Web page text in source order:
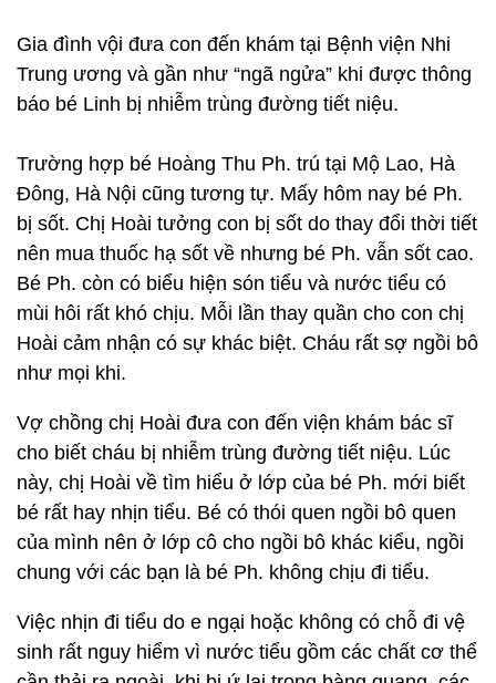
Gia đình vội đưa con đến khám tại Bệnh viện Nhi
Trung ương và gần như “ngã ngửa” khi được thông
báo bé Linh bị nhiễm trùng đường tiết niệu.
Trường hợp bé Hoàng Thu Ph. trú tại Mộ Lao, Hà
Đông, Hà Nội cũng tương tự. Mấy hôm nay bé Ph.
bị sốt. Chị Hoài tưởng con bị sốt do thay đổi thời tiết
nên mua thuốc hạ sốt về nhưng bé Ph. vẫn sốt cao.
Bé Ph. còn có biểu hiện són tiểu và nước tiểu có
mùi hôi rất khó chịu. Mỗi lần thay quần cho con chị
Hoài cảm nhận có sự khác biệt. Cháu rất sợ ngồi bô
như mọi khi.
Vợ chồng chị Hoài đưa con đến viện khám bác sĩ
cho biết cháu bị nhiễm trùng đường tiết niệu. Lúc
này, chị Hoài về tìm hiểu ở lớp của bé Ph. mới biết
bé rất hay nhịn tiểu. Bé có thói quen ngồi bô quen
của mình nên ở lớp cô cho ngồi bô khác kiểu, ngồi
chung với các bạn là bé Ph. không chịu đi tiểu.
Việc nhịn đi tiểu do e ngại hoặc không có chỗ đi vệ
sinh rất nguy hiểm vì nước tiểu gồm các chất cơ thể